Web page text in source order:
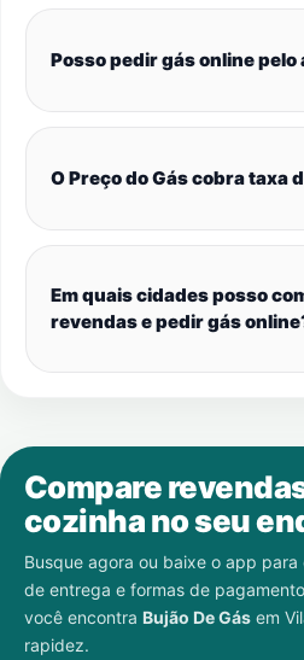
Posso pedir gás online
O Preço do Gás cobra taxa
Em quais cidades posso
revendas e pedir gás
Compare
cozinha no seu
Busque agora ou baixe o app
de entrega e formas de
você encontra Bujão De Gás em
rapidez.